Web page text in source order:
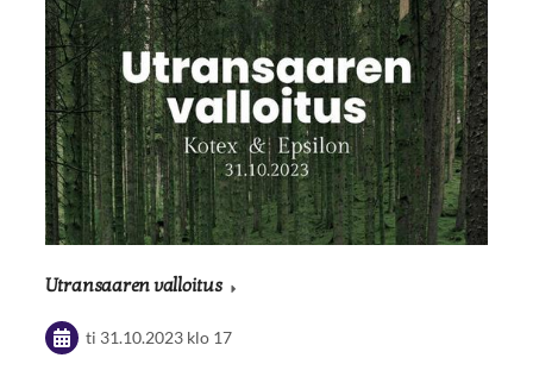
Utransaaren valloitus
ti 31.10.2023 klo 17